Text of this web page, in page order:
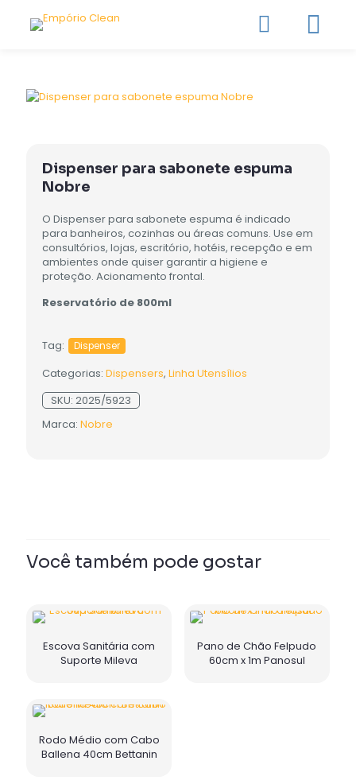
Dispenser para sabonete espuma
Nobre
O Dispenser para sabonete espuma é indicado
para banheiros, cozinhas ou áreas comuns. Use em
consultórios, lojas, escritório, hotéis, recepção e em
ambientes onde quiser garantir a higiene e
proteção. Acionamento frontal.
Reservatório de 800ml
Tag: Dispenser
Categorias: Dispensers, Linha Utensílios
SKU: 2025/5923
Marca: Nobre
Você também pode gostar
Escova Sanitária com
Suporte Mileva
Pano de Chão Felpudo
60cm x 1m Panosul
Rodo Médio com Cabo
Ballena 40cm Bettanin